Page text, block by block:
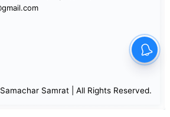
Samrat | All Rights Reserved.